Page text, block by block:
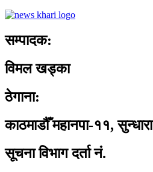
सम्पादक:
विमल खड्का
ठेगाना:
काठमाडौँ महानपा-११, सुन्धारा
सूचना विभाग दर्ता नं.